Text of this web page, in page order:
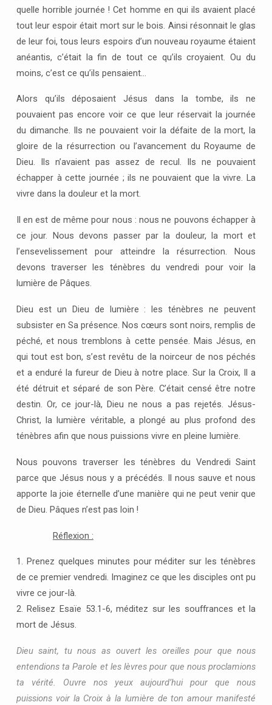
quelle horrible journée ! Cet homme en qui ils avaient placé
tout leur espoir était mort sur le bois. Ainsi résonnait le glas
de leur foi, tous leurs espoirs d’un nouveau royaume étaient
anéantis, c’était la fin de tout ce qu’ils croyaient. Ou du
moins, c’est ce qu’ils pensaient…
Alors qu’ils déposaient Jésus dans la tombe, ils ne
pouvaient pas encore voir ce que leur réservait la journée
du dimanche. Ils ne pouvaient voir la défaite de la mort, la
gloire de la résurrection ou l’avancement du Royaume de
Dieu. Ils n’avaient pas assez de recul. Ils ne pouvaient
échapper à cette journée ; ils ne pouvaient que la vivre. La
vivre dans la douleur et la mort.
Il en est de même pour nous : nous ne pouvons échapper à
ce jour. Nous devons passer par la douleur, la mort et
l’ensevelissement pour atteindre la résurrection. Nous
devons traverser les ténèbres du vendredi pour voir la
lumière de Pâques.
Dieu est un Dieu de lumière : les ténèbres ne peuvent
subsister en Sa présence. Nos cœurs sont noirs, remplis de
péché, et nous tremblons à cette pensée. Mais Jésus, en
qui tout est bon, s’est revêtu de la noirceur de nos péchés
et a enduré la fureur de Dieu à notre place. Sur la Croix, Il a
été détruit et séparé de son Père. C’était censé être notre
destin. Or, ce jour-là, Dieu ne nous a pas rejetés. Jésus-
Christ, la lumière véritable, a plongé au plus profond des
ténèbres afin que nous puissions vivre en pleine lumière.
Nous pouvons traverser les ténèbres du Vendredi Saint
parce que Jésus nous y a précédés. Il nous sauve et nous
apporte la joie éternelle d’une manière qui ne peut venir que
de Dieu. Pâques n’est pas loin !
Réflexion :
1. Prenez quelques minutes pour méditer sur les ténèbres
de ce premier vendredi. Imaginez ce que les disciples ont pu
vivre ce jour-là.
2. Relisez Esaïe 53.1-6, méditez sur les souffrances et la
mort de Jésus.
Dieu saint, tu nous as ouvert les oreilles pour que nous
entendions ta Parole et les lèvres pour que nous proclamions
ta vérité. Ouvre nos yeux aujourd’hui pour que nous
puissions voir la Croix à la lumière de ton amour manifesté